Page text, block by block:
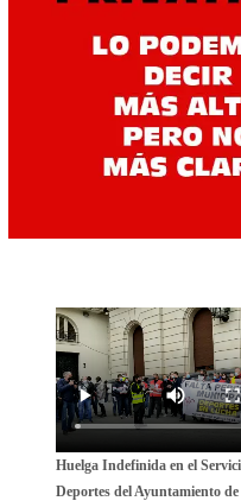
Huelga Indefinida en el
Deportes del Ayuntamiento